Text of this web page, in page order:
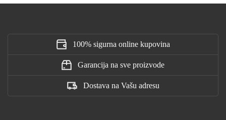
100% sigurna online kupovina
Garancija na sve proizvode
Dostava na Vašu adresu